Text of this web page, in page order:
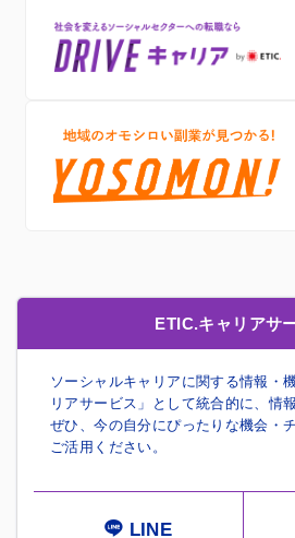
ETIC.キャリアサ
ソーシャルキャリアに関する情報・
リアサービス」として統合的に、情
ぜひ、今の自分にぴったりな機会・
ご活用ください。
LINE